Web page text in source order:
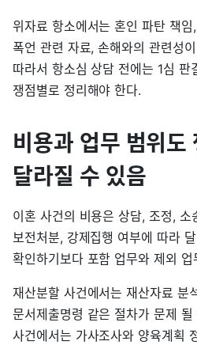
위자료 항소에서는 혼인 파탄 책
폭언 관련 자료, 손해와의 관련성
따라서 항소심 상담 전에는 1심 판
쟁점별로 정리해야 한다.
비용과 업무 범위도
달라질 수 있음
이혼 사건의 비용은 상담, 조정, 소
보전처분, 강제집행 여부에 따라
확인하기보다 포함 업무와 제외
재산분할 사건에서는 재산자료 분
문서제출명령 같은 절차가 문제 될
사건에서는 가사조사와 양육계획